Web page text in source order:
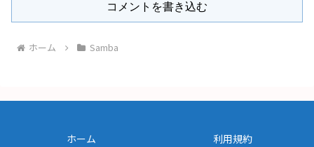
コメントを書き込む
ホーム Samba
ホーム
利用規約